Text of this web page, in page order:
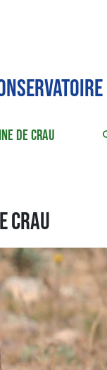
DE CRAU
Crau